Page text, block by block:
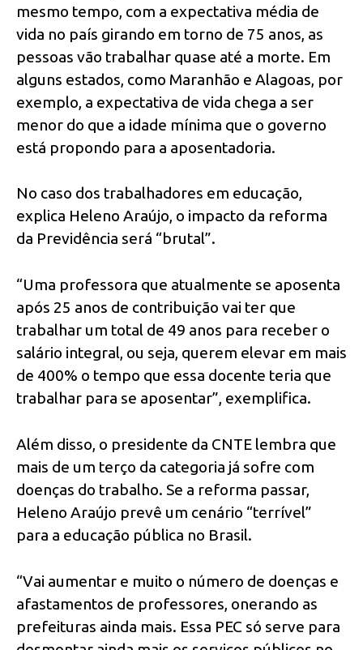
mesmo tempo, com a expectativa média de
vida no país girando em torno de 75 anos, as
pessoas vão trabalhar quase até a morte. Em
alguns estados, como Maranhão e Alagoas, por
exemplo, a expectativa de vida chega a ser
menor do que a idade mínima que o governo
está propondo para a aposentadoria.
No caso dos trabalhadores em educação,
explica Heleno Araújo, o impacto da reforma
da Previdência será “brutal”.
“Uma professora que atualmente se aposenta
após 25 anos de contribuição vai ter que
trabalhar um total de 49 anos para receber o
salário integral, ou seja, querem elevar em mais
de 400% o tempo que essa docente teria que
trabalhar para se aposentar”, exemplifica.
Além disso, o presidente da CNTE lembra que
mais de um terço da categoria já sofre com
doenças do trabalho. Se a reforma passar,
Heleno Araújo prevê um cenário “terrível”
para a educação pública no Brasil.
“Vai aumentar e muito o número de doenças e
afastamentos de professores, onerando as
prefeituras ainda mais. Essa PEC só serve para